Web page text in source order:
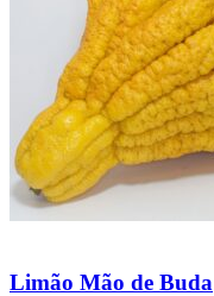
Limão Mão de Buda